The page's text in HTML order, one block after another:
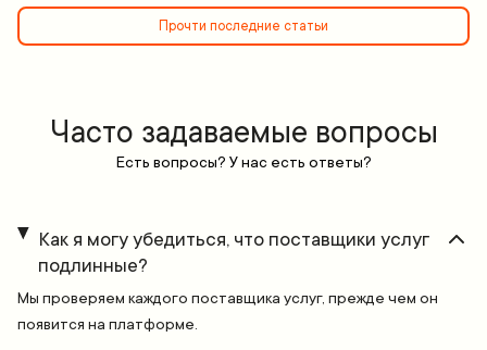
Прочти последние статьи
Часто задаваемые вопросы
Есть вопросы? У нас есть ответы?
Как я могу убедиться, что поставщики услуг
подлинные?
Мы проверяем каждого поставщика услуг, прежде чем он
появится на платформе.